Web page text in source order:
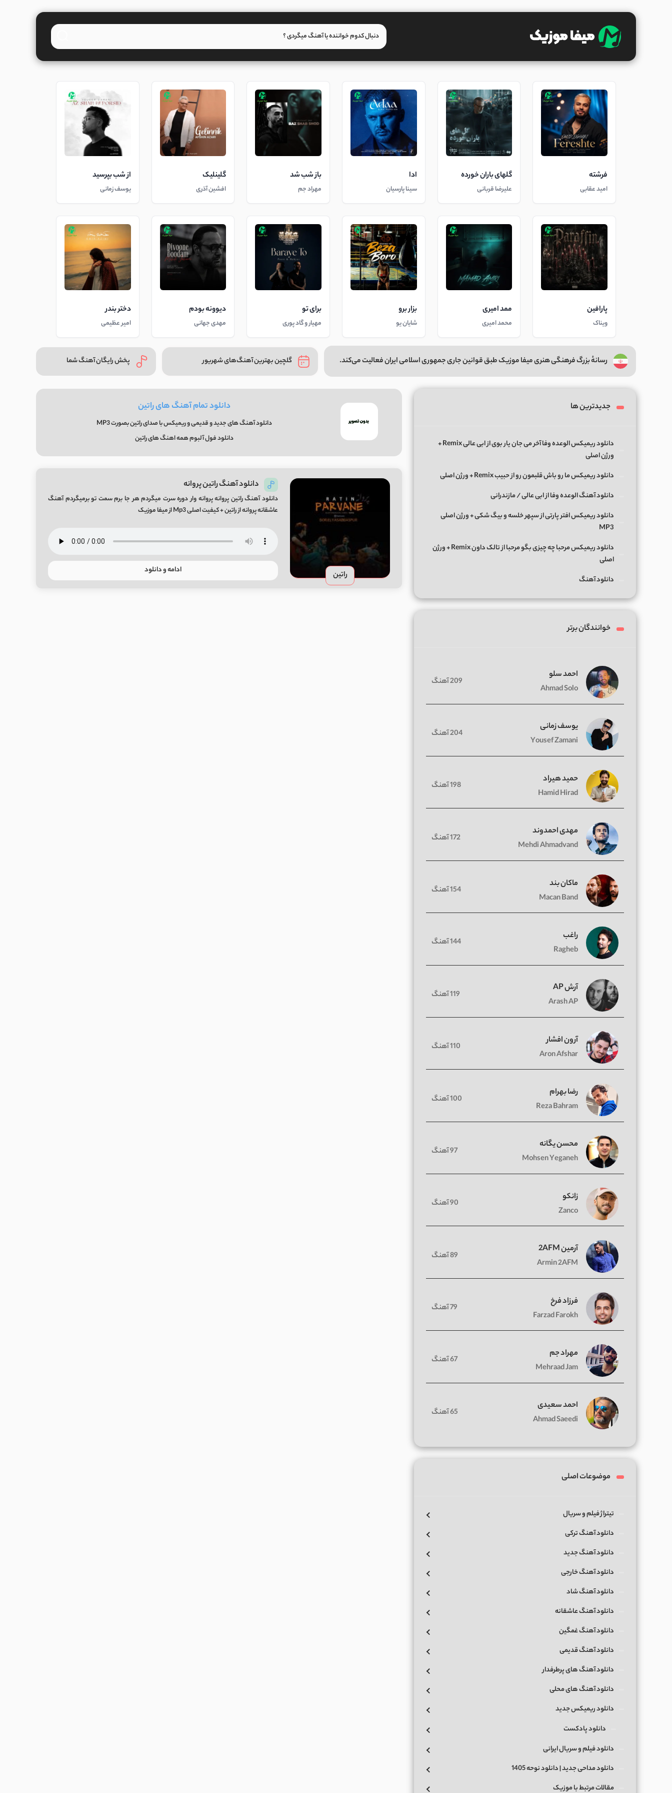
فرشته
امید عقابی
گلهای باران خورده
علیرضا قربانی
ادا
سینا پارسیان
باز شب شد
مهراد جم
گلینلیک
افشین آذری
از شب بپرسید
یوسف زمانی
پارافین
ویناک
ممد امیری
محمد امیری
بزار برو
شایان یو
برای تو
مهیار و گاد پوری
دیوونه بودم
مهدی جهانی
دختر بندر
امیر عظیمی
رسانهٔ بزرگ فرهنگی هنری میفا موزیک طبق قوانین جاری جمهوری اسلامی ایران فعالیت می‌کند. گلچین بهترین آهنگ‌های شهریور پخش رایگان آهنگ شما
دانلود تمام آهنگ های راتین
دانلود آهنگ های جدید و قدیمی و ریمیکس با صدای راتین بصورت MP3
دانلود فول آلبوم همه اهنگ های راتین
راتین
دانلود آهنگ راتین پروانه
دانلود آهنگ راتین پروانه پروانه وار دوره سرت میگردم هر جا برم سمت تو برمیگردم آهنگ
عاشقانه پروانه از راتین + کیفیت اصلی Mp3 از میفا موزیک
ادامه و دانلود
جدیدترین ها
دانلود ریمیکس الوعده وفا آخر می جان یار بوی از ابی عالی Remix +
ورژن اصلی
دانلود ریمیکس ما رو باش قلبمون رو از حبیب Remix + ورژن اصلی
دانلود آهنگ الوعده وفا از ابی عالی / مازندرانی
دانلود ریمیکس افتر پارتی از سپهر خلسه و بیگ شکی + ورژن اصلی
MP3
دانلود ریمیکس ﻣﺮﺣﺒﺎ ﭼﻪ ﭼﻴﺰی ﺑﮕﻮ ﻣﺮﺣﺒﺎ از تالک داون Remix + ورژن
اصلی
دانلود آهنگ
خوانندگان برتر
احمد سلو
Ahmad Solo
209 آهنگ
یوسف زمانی
Yousef Zamani
204 آهنگ
حمید هیراد
Hamid Hirad
198 آهنگ
مهدی احمدوند
Mehdi Ahmadvand
172 آهنگ
ماکان بند
Macan Band
154 آهنگ
راغب
Ragheb
144 آهنگ
آرش AP
Arash AP
119 آهنگ
آرون افشار
Aron Afshar
110 آهنگ
رضا بهرام
Reza Bahram
100 آهنگ
محسن یگانه
Mohsen Yeganeh
97 آهنگ
زانکو
Zanco
90 آهنگ
آرمین 2AFM
Armin 2AFM
89 آهنگ
فرزاد فرخ
Farzad Farokh
79 آهنگ
مهراد جم
Mehraad Jam
67 آهنگ
احمد سعیدی
Ahmad Saeedi
65 آهنگ
موضوعات اصلی
تیتراژ فیلم و سریال
دانلود آهنگ ترکی
دانلود آهنگ جدید
دانلود آهنگ خارجی
دانلود آهنگ شاد
دانلود آهنگ عاشقانه
دانلود آهنگ غمگین
دانلود آهنگ قدیمی
دانلود آهنگ های پرطرفدار
دانلود آهنگ های محلی
دانلود ریمیکس جدید
دانلود پادکست
دانلود فیلم و سریال ایرانی
دانلود مداحی جدید | دانلود نوحه 1405
مقالات مرتبط با موزیک